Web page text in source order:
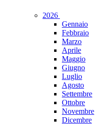
2026
Gennaio
Febbraio
Marzo
Aprile
Maggio
Giugno
Luglio
Agosto
Settembre
Ottobre
Novembre
Dicembre